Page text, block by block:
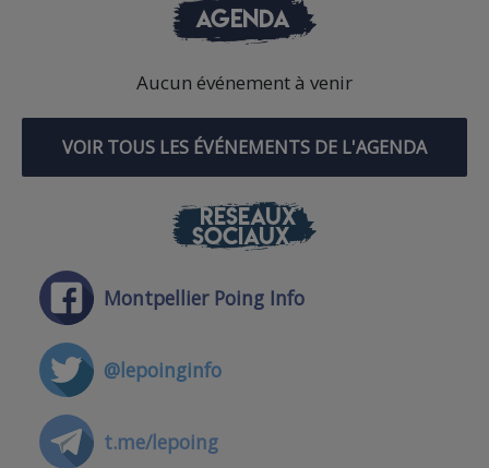
AGENDA
Aucun événement à venir
VOIR TOUS LES ÉVÉNEMENTS DE L'AGENDA
RÉSEAUX
SOCIAUX
Montpellier Poing Info
@lepoinginfo
t.me/lepoing